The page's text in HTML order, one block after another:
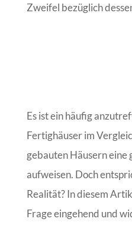
Zweifel bezüglich
Es ist ein häufig
Fertighäuser im
gebauten Häusern eine
aufweisen. Doch
Realität? In diesem
Frage eingehend und